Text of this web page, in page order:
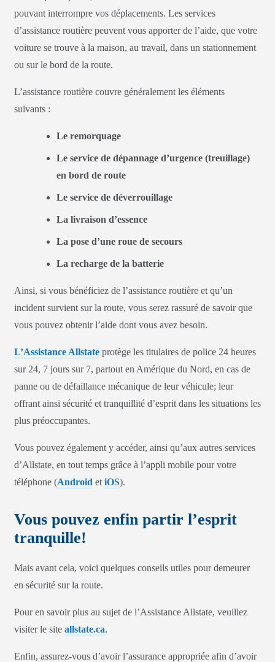
pouvant interrompre vos déplacements. Les services
d’assistance routière peuvent vous apporter de l’aide, que votre
voiture se trouve à la maison, au travail, dans un stationnement
ou sur le bord de la route.
L’assistance routière couvre généralement les éléments
suivants :
Le remorquage
Le service de dépannage d’urgence (treuillage)
en bord de route
Le service de déverrouillage
La livraison d’essence
La pose d’une roue de secours
La recharge de la batterie
Ainsi, si vous bénéficiez de l’assistance routière et qu’un
incident survient sur la route, vous serez rassuré de savoir que
vous pouvez obtenir l’aide dont vous avez besoin.
L’Assistance Allstate protège les titulaires de police 24 heures
sur 24, 7 jours sur 7, partout en Amérique du Nord, en cas de
panne ou de défaillance mécanique de leur véhicule; leur
offrant ainsi sécurité et tranquillité d’esprit dans les situations les
plus préoccupantes.
Vous pouvez également y accéder, ainsi qu’aux autres services
d’Allstate, en tout temps grâce à l’appli mobile pour votre
téléphone (Android et iOS).
Vous pouvez enfin partir l’esprit
tranquille!
Mais avant cela, voici quelques conseils utiles pour demeurer
en sécurité sur la route.
Pour en savoir plus au sujet de l’Assistance Allstate, veuillez
visiter le site allstate.ca.
Enfin, assurez-vous d’avoir l’assurance appropriée afin d’avoir